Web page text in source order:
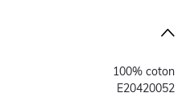
100% coton
E20420052